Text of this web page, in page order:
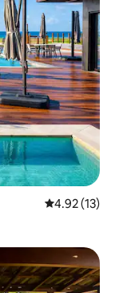
평점 4.92점
4.92 (13)